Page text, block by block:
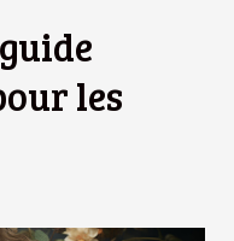
les